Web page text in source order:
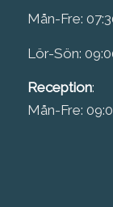
Mån-Fre:
Lör-Sön:
Reception:
Mån-Fre: